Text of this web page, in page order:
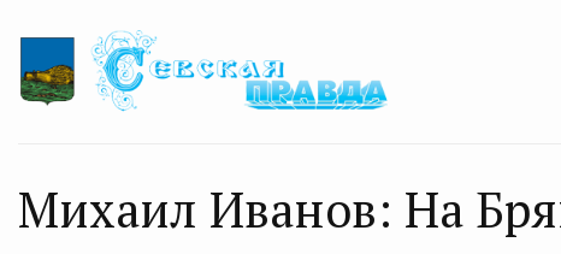
Михаил Иванов: На